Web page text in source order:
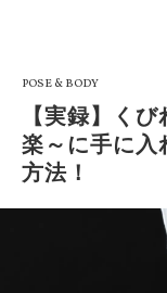
POSE & BODY
【実録】く
楽～に手に入
方法！